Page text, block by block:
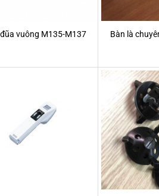
vuông M135-M137 Bàn là